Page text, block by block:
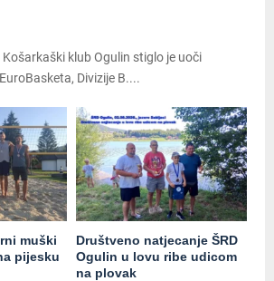
klub Ogulin stiglo je uoči
Divizije B....
muški
pijesku
Društveno natjecanje ŠRD
Ogulin u lovu ribe udicom
na plovak